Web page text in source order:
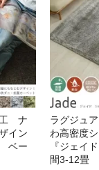
工 ナ
イン
ベー
ラグジュ
わ高密度
『ジェイ
間3-12畳